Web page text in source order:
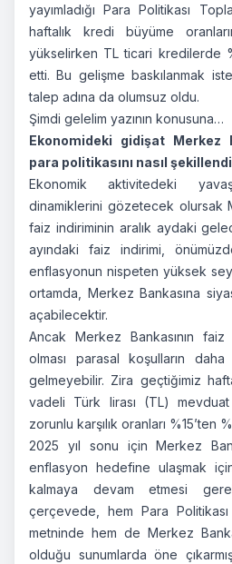
yayımladığı Para Politikası
haftalık kredi büyüme
yükselirken TL ticari kredilerde
etti. Bu gelişme baskılanmak
talep adına da olumsuz oldu.
Şimdi gelelim yazının konusuna…
Ekonomideki gidişat Merkez
para politikasını nasıl
Ekonomik aktivitedeki
dinamiklerini gözetecek olursak
faiz indiriminin aralık aydaki
ayındaki faiz indirimi,
enflasyonun nispeten yüksek
ortamda, Merkez Bankasına
açabilecektir.
Ancak Merkez Bankasının faiz
olması parasal koşulların daha
gelmeyebilir. Zira geçtiğimiz
vadeli Türk lirası (TL) mevduat
zorunlu karşılık oranları %15’ten
2025 yıl sonu için Merkez
enflasyon hedefine ulaşmak
kalmaya devam etmesi
çerçevede, hem Para Politikası
metninde hem de Merkez
olduğu sunumlarda öne